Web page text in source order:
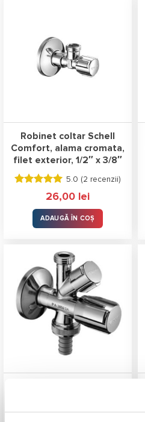
Robinet coltar Schell
Comfort, alama cromata,
filet exterior, 1/2″ x 3/8″
Evaluat la
stele
din 5
5.0 (2 recenzii)
26,00 lei
ADAUGĂ ÎN COȘ